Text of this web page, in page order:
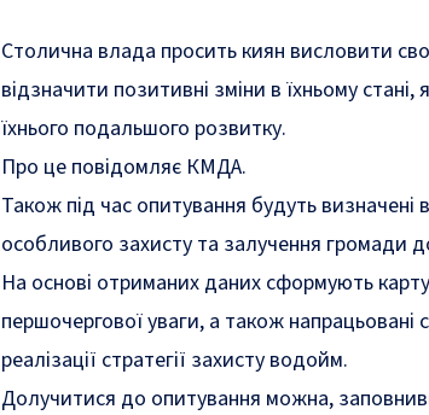
Столична влада просить киян висловити
відзначити позитивні зміни в їхньому
їхнього подальшого розвитку.
Про це повідомляє КМДА.
Також під час опитування будуть визначені
особливого захисту та залучення громади
На основі отриманих даних сформують
першочергової уваги, а також
реалізації стратегії захисту водойм.
Долучитися до опитування можна,